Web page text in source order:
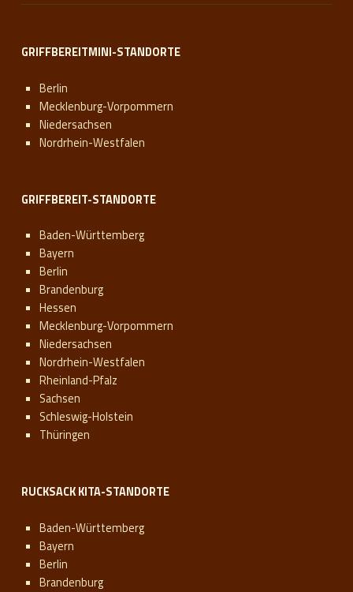
GRIFFBEREITMINI-STANDORTE
Berlin
Mecklenburg-Vorpommern
Niedersachsen
Nordrhein-Westfalen
GRIFFBEREIT-STANDORTE
Baden-Württemberg
Bayern
Berlin
Brandenburg
Hessen
Mecklenburg-Vorpommern
Niedersachsen
Nordrhein-Westfalen
Rheinland-Pfalz
Sachsen
Schleswig-Holstein
Thüringen
RUCKSACK KITA-STANDORTE
Baden-Württemberg
Bayern
Berlin
Brandenburg